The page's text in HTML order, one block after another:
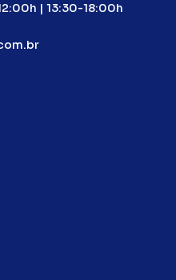
| 13:30-18:00h